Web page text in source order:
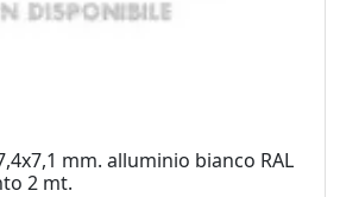
mm. alluminio bianco RAL
2 mt.